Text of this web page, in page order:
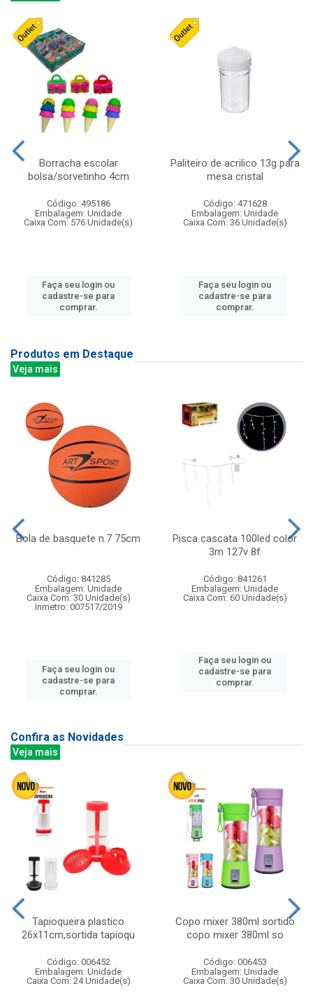
Borracha escolar
bolsa/sorvetinho 4cm
Código: 495186
Embalagem: Unidade
Caixa Com: 576 Unidade(s)
Faça seu login ou
cadastre-se para
comprar.
Paliteiro de acrilico 13g para
mesa cristal
Código: 471628
Embalagem: Unidade
Caixa Com: 36 Unidade(s)
Faça seu login ou
cadastre-se para
comprar.
Produtos em Destaque
Veja mais
Bola de basquete n.7 75cm
Código: 841285
Embalagem: Unidade
Caixa Com: 30 Unidade(s)
Inmetro: 007517/2019
Faça seu login ou
cadastre-se para
comprar.
Pisca cascata 100led color
3m 127v 8f
Código: 841261
Embalagem: Unidade
Caixa Com: 60 Unidade(s)
Faça seu login ou
cadastre-se para
comprar.
Confira as Novidades
Veja mais
Tapioqueira plastico
26x11cm,sortida tapioqu
Código: 006452
Embalagem: Unidade
Caixa Com: 24 Unidade(s)
Copo mixer 380ml sortido
copo mixer 380ml so
Código: 006453
Embalagem: Unidade
Caixa Com: 30 Unidade(s)